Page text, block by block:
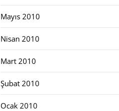
Mayıs 2010
Nisan 2010
Mart 2010
Şubat 2010
Ocak 2010